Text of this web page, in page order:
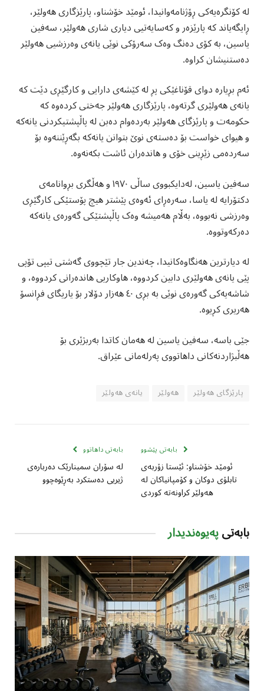
لە کۆنگرەیەکی ڕۆژنامەوانیدا، ئومێد خۆشناو، پارێزگاری هەولێر،
ڕایگەیاند کە پارێزەر و کەسایەتیی دیاری شاری هەولێر، سەفین
یاسین، بە کۆی دەنگ وەک سەرۆکی نوێی یانەی وەرزشیی هەولێر
دەستنیشان کراوە.
‎ئەم بڕیارە دوای قۆناغێکی پڕ لە کێشەی دارایی و کارگێڕی دێت کە
یانەی هەولێری گرتەوە، پارێزگاری هەولێر جەختی کردەوە کە
حکومەت و پارێزگای هەولێر بەردەوام دەبن لە پاڵپشتیکردنی یانەکە
و هیوای خواست بۆ دەستەی نوێ بتوانن یانەکە بگەڕێننەوە بۆ
سەردەمی زێڕینی خۆی و هاندەران ئاشت بکەنەوە.
‎سەفین یاسین، لەدایکبووی ساڵی ١٩٧٠ و هەڵگری بڕوانامەی
دکتۆرایە لە یاسا، سەرەڕای ئەوەی پێشتر هیچ پۆستێکی کارگێڕی
وەرزشی نەبووە، بەڵام هەمیشە وەک پاڵپشتێکی گەورەی یانەکە
دەرکەوتووە.
‎لە دیارترین هەنگاوەکانیدا، چەندین جار تێچووی گەشتی تیپی تۆپی
پێی یانەی هەولێری دابین کردووە، هاوکاریی هاندەرانی کردووە، و
شاشەیەکی گەورەی نوێی بە بڕی ٤٠ هەزار دۆلار بۆ یاریگای فڕانسۆ
هەریری کڕیوە.
‎جێی باسە، سەفین یاسین لە هەمان کاتدا بەربژێری بۆ
هەڵبژاردنەکانی داهاتووی پەرلەمانی عێراق.
پارێزگای هەولێر هەولێر یانەی هەولێر
بابەتی پێشوو
ئومێد خۆشناو: ئێستا زۆربەی
تابلۆی دوكان و كۆمپانیاكان لە
هەولێر كراونەتە كوردی
بابەتی داهاتوو
لە سۆران سمینارێک دەربارەی
ژیریی دەستکرد بەڕێوەچوو
بابەتیپەیوەندیدار